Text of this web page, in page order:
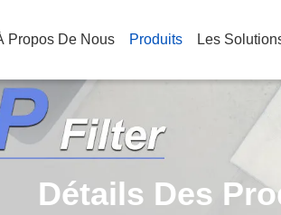
Propos De Nous Produits Les
Détails Des